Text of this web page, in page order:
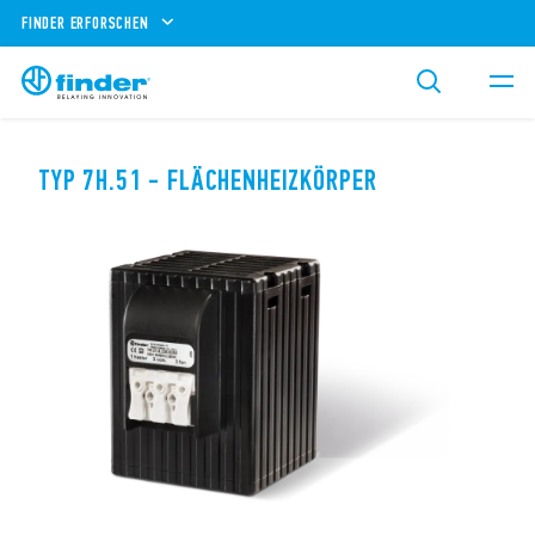
FINDER ERFORSCHEN
TYP 7H.51 - FLÄCHENHEIZKÖRPER